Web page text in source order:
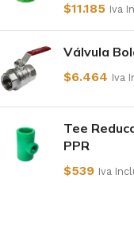
$11.185 Iva
Válvula
$6.464 Iva
Tee
PPR
$539 Iva